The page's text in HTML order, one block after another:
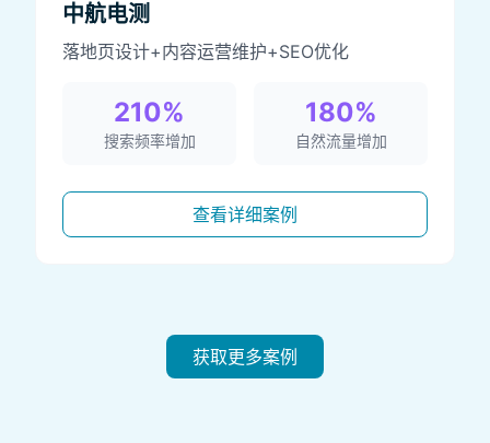
中航电测
落地页设计+内容运营维护+SEO优化
210%
搜索频率增加
180%
自然流量增加
查看详细案例
获取更多案例